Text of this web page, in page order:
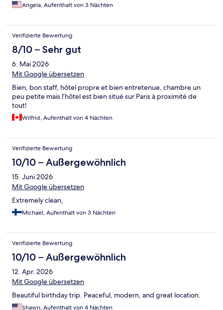
Angela, Aufenthalt von 3 Nächten
Verifizierte Bewertung
8/10 – Sehr gut
6. Mai 2026
Mit Google übersetzen
Bien, bon staff, hôtel propre et bien entretenue, chambre un
peu petite mais l’hôtel est bien situé sur Paris à proximité de
tout!
Wilfrid, Aufenthalt von 4 Nächten
Verifizierte Bewertung
10/10 – Außergewöhnlich
15. Juni 2026
Mit Google übersetzen
Extremely clean,
Michael, Aufenthalt von 3 Nächten
Verifizierte Bewertung
10/10 – Außergewöhnlich
12. Apr. 2026
Mit Google übersetzen
Beautiful birthday trip. Peaceful, modern, and great location.
Shawn, Aufenthalt von 4 Nächten